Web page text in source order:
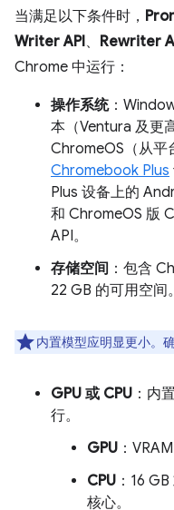
当满足以下条件时，
Writer API、 Rewriter
Chrome 中运行：
操作系统：
本（Ventura 及更
ChromeOS（从平
Chromebook Plus
Plus 设备上的
和 ChromeOS 版
API。
存储空间 ：包含
22 GB 的可用空间。
内置模型应明显更小。
GPU 或 CPU ：内
行。
GPU ：
CPU ：16
核心。